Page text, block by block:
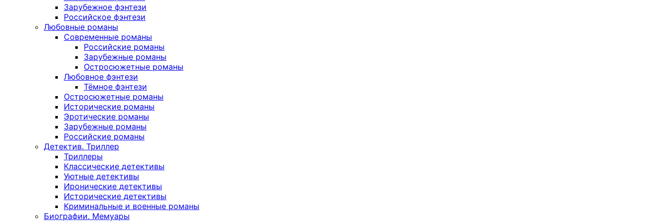
Зарубежное фэнтези
Российское фэнтези
Любовные романы
Современные романы
Российские романы
Зарубежные романы
Остросюжетные романы
Любовное фэнтези
Тёмное фэнтези
Остросюжетные романы
Исторические романы
Эротические романы
Зарубежные романы
Российские романы
Детектив. Триллер
Триллеры
Классические детективы
Уютные детективы
Иронические детективы
Исторические детективы
Криминальные и военные романы
Биографии. Мемуары